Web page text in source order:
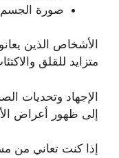
صورة الجسم
الأشخاص الذين
متزايد للقلق
الإجهاد وتحديات
إلى ظهور أعراض
إذا كنت تعاني من